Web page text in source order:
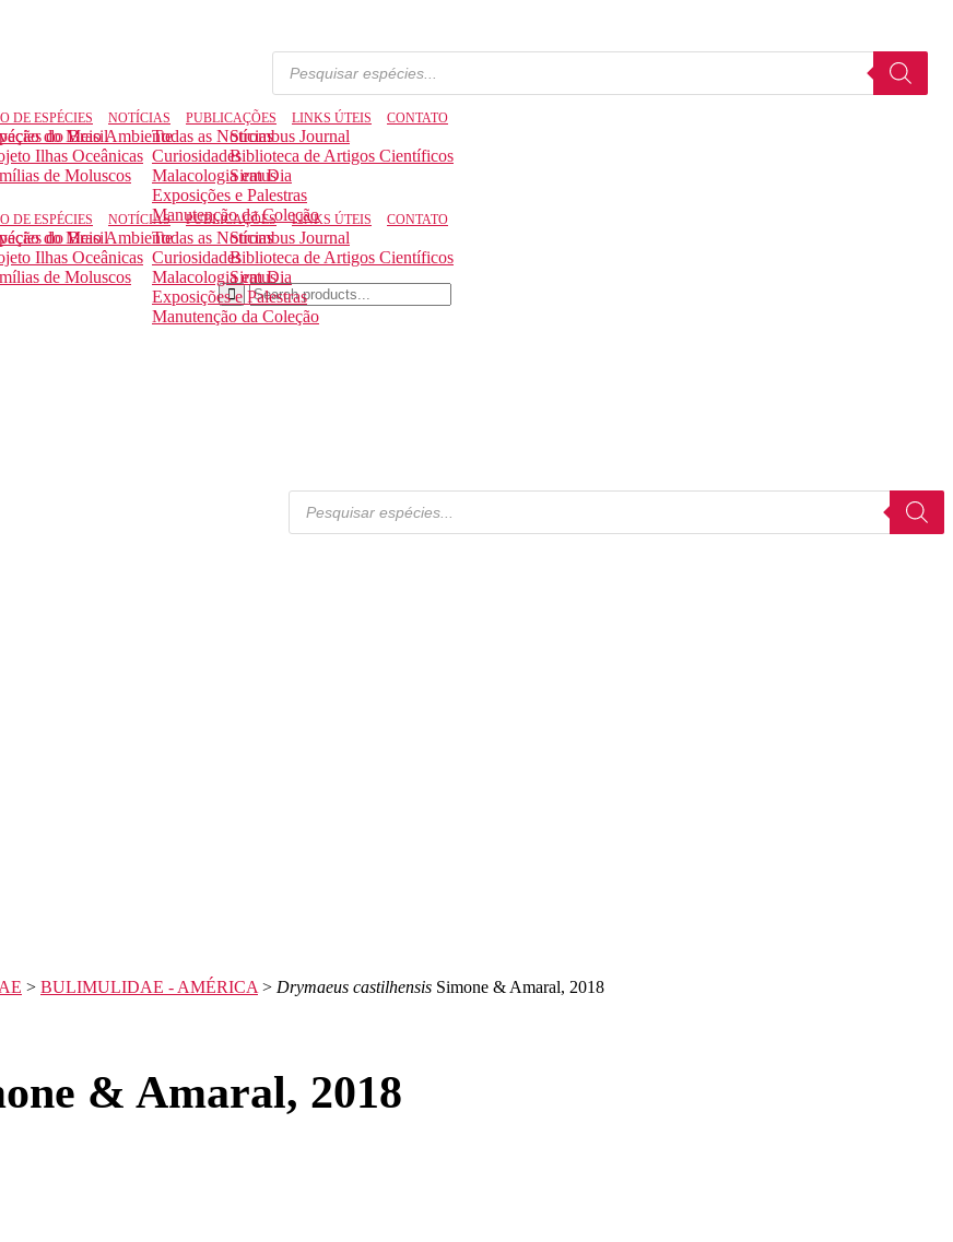
Pesquisar
produtos
do Meio Ambiente
DE ESPÉCIES
do Brasil
Ilhas Oceânicas
de Moluscos
NOTÍCIAS
Todas as Notícias
Curiosidades
Malacologia em Dia
Exposições e Palestras
Manutenção da Coleção
PUBLICAÇÕES
Strombus Journal
Biblioteca de Artigos Científicos
Siratus
LINKS ÚTEIS CONTATO
do Meio Ambiente
DE ESPÉCIES
do Brasil
Ilhas Oceânicas
de Moluscos
NOTÍCIAS
Todas as Notícias
Curiosidades
Malacologia em Dia
Exposições e Palestras
Manutenção da Coleção
PUBLICAÇÕES
Strombus Journal
Biblioteca de Artigos Científicos
Siratus
LINKS ÚTEIS CONTATO
Pesquisar
produtos
> BULIMULIDAE - AMÉRICA > Drymaeus castilhensis Simone & Amaral, 2018
& Amaral, 2018